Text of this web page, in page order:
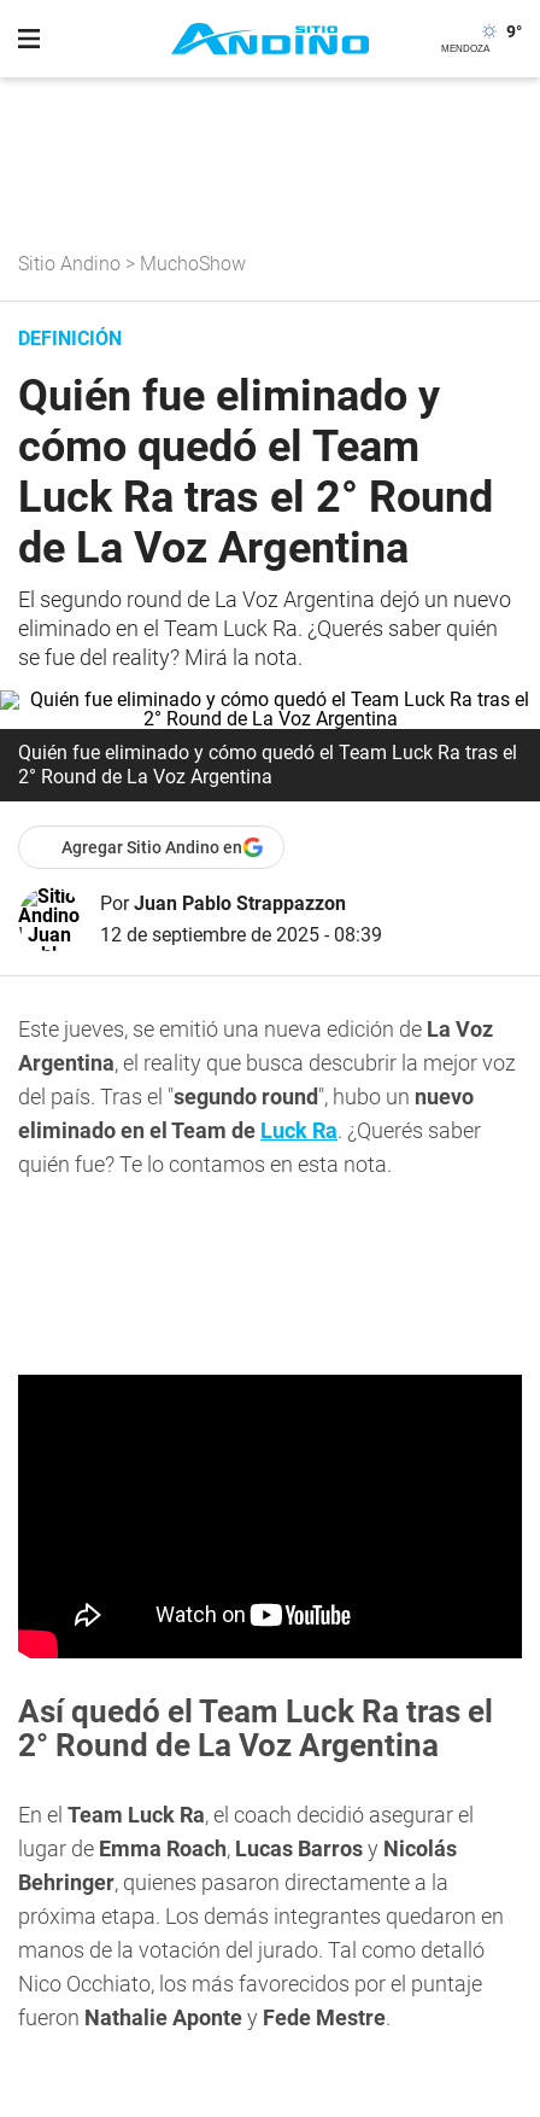
9°
Sitio Andino > MuchoShow
DEFINICIÓN
Quién fue eliminado y
cómo quedó el Team
Luck Ra tras el 2° Round
de La Voz Argentina
El segundo round de La Voz Argentina dejó un nuevo
eliminado en el Team Luck Ra. ¿Querés saber quién
se fue del reality? Mirá la nota.
Quién fue eliminado y cómo quedó el Team Luck Ra tras el
2° Round de La Voz Argentina
Agregar Sitio Andino en
PorJuan Pablo Strappazzon
12 de septiembre de 2025 - 08:39
Este jueves, se emitió una nueva edición de La Voz
Argentina, el reality que busca descubrir la mejor voz
del país. Tras el "segundo round", hubo un nuevo
eliminado en el Team de Luck Ra. ¿Querés saber
quién fue? Te lo contamos en esta nota.
Así quedó el Team Luck Ra tras el
2° Round de La Voz Argentina
En el Team Luck Ra, el coach decidió asegurar el
lugar de Emma Roach, Lucas Barrosy Nicolás
Behringer, quienes pasaron directamente a la
próxima etapa. Los demás integrantes quedaron en
manos de la votación del jurado. Tal como detalló
Nico Occhiato, los más favorecidos por el puntaje
fueron Nathalie Apontey Fede Mestre.